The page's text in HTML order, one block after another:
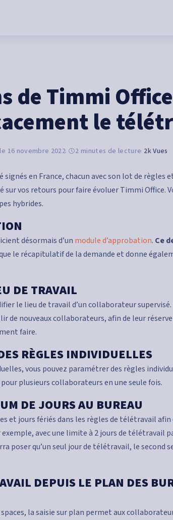
de Timmi
le
16 novembre 2022 2 minutes de lecture 2k Vues
en France, chacun avec son lot de règles
sur vos retours pour faire évoluer Timmi Office.
hybrides.
désormais d’un module d’approbation. Ce
le récapitulatif de la demande et donne
DE TRAVAIL
le lieu de travail d’un collaborateur
de nouveaux collaborateurs, afin de leur
faire.
RÈGLES INDIVIDUELLES
vous pouvez paramétrer des règles
plusieurs collaborateurs en une seule fois.
DE JOURS AU BUREAU
et jours fériés dans les règles de télétravail
avec une limite à 2 jours de télétravail
poser qu’un seul jour de télétravail, le second
DEPUIS LE PLAN DES
la saisie sur plan permet aux